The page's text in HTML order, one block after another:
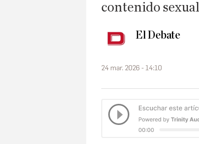
contenido sexual
El Debate
24 mar. 2026 - 14:10